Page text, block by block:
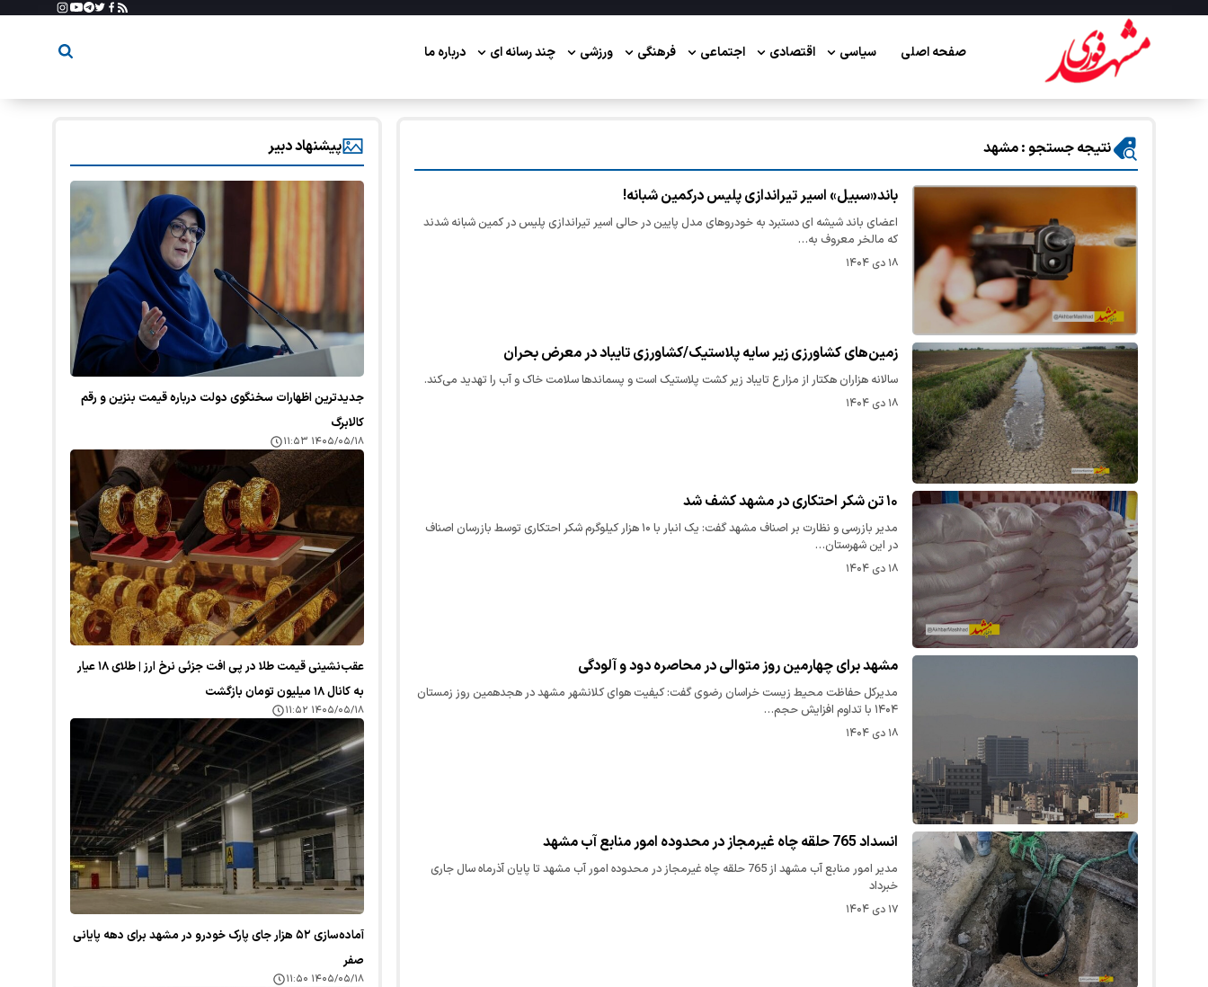
صفحه اصلی سیاسی اقتصادی اجتماعی فرهنگی ورزشی چند رسانه ای درباره ما
نتیجه جستجو : مشهد
باند«سبیل» اسیر تیراندازی پلیس درکمین شبانه!
اعضای باند شیشه ای دستبرد به خودروهای مدل پایین در حالی اسیر تیراندازی پلیس در کمین شبانه شدند
که مالخر معروف به…
۱۸ دی ۱۴۰۴
زمین‌های کشاورزی زیر سایه پلاستیک/کشاورزی تایباد در معرض بحران
سالانه هزاران هکتار از مزارع تایباد زیر کشت پلاستیک است و پسماندها سلامت خاک و آب را تهدید می‌کند.
۱۸ دی ۱۴۰۴
۱۰ تن‌ شکر احتکاری در مشهد کشف شد
مدیر بازرسی و نظارت بر اصناف مشهد گفت: یک انبار با ۱۰ هزار کیلوگرم شکر احتکاری توسط بازرسان اصناف
در این شهرستان…
۱۸ دی ۱۴۰۴
مشهد برای چهارمین روز متوالی در محاصره دود و آلودگی
مدیرکل حفاظت محیط زیست خراسان رضوی گفت: کیفیت هوای کلانشهر مشهد در هجدهمین روز زمستان
۱۴۰۴ با تداوم افزایش حجم…
۱۸ دی ۱۴۰۴
انسداد 765 حلقه چاه غیرمجاز در محدوده امور منابع آب مشهد
مدیر امور منابع آب مشهد از 765 حلقه چاه غیرمجاز در محدوده امور آب مشهد تا پایان آذرماه سال جاری
خبرداد
۱۷ دی ۱۴۰۴
پیشنهاد دبیر
جدیدترین اظهارات سخنگوی دولت درباره قیمت بنزین و رقم
کالابرگ
۱۴۰۵/۰۵/۱۸ ۱۱:۵۳
عقب‌نشینی قیمت طلا در پی افت جزئی نرخ ارز | طلای ۱۸ عیار
به کانال ۱۸ میلیون تومان بازگشت
۱۴۰۵/۰۵/۱۸ ۱۱:۵۲
آماده‌سازی ۵۲ هزار جای پارک خودرو در مشهد برای دهه پایانی
صفر
۱۴۰۵/۰۵/۱۸ ۱۱:۵۰